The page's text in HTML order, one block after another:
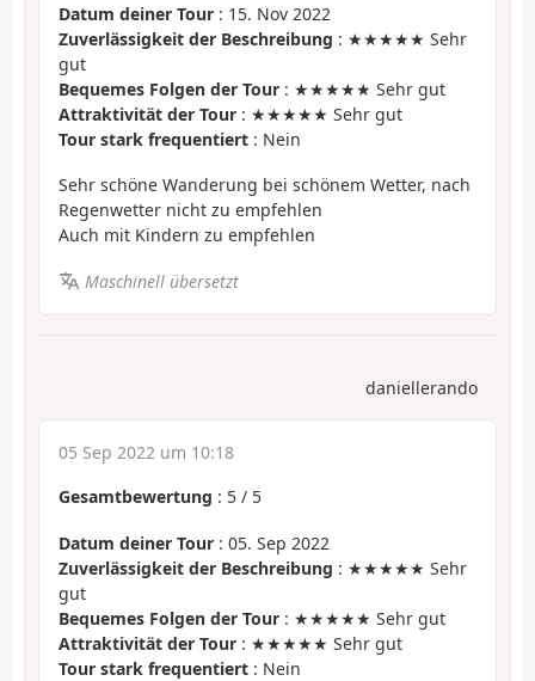
Datum deiner Tour : 15. Nov 2022
Zuverlässigkeit der Beschreibung : ★★★★★ Sehr
gut
Bequemes Folgen der Tour : ★★★★★ Sehr gut
Attraktivität der Tour : ★★★★★ Sehr gut
Tour stark frequentiert : Nein
Sehr schöne Wanderung bei schönem Wetter, nach
Regenwetter nicht zu empfehlen
Auch mit Kindern zu empfehlen
Maschinell übersetzt
daniellerando
05 Sep 2022 um 10:18
Gesamtbewertung : 5 / 5
Datum deiner Tour : 05. Sep 2022
Zuverlässigkeit der Beschreibung : ★★★★★ Sehr
gut
Bequemes Folgen der Tour : ★★★★★ Sehr gut
Attraktivität der Tour : ★★★★★ Sehr gut
Tour stark frequentiert : Nein